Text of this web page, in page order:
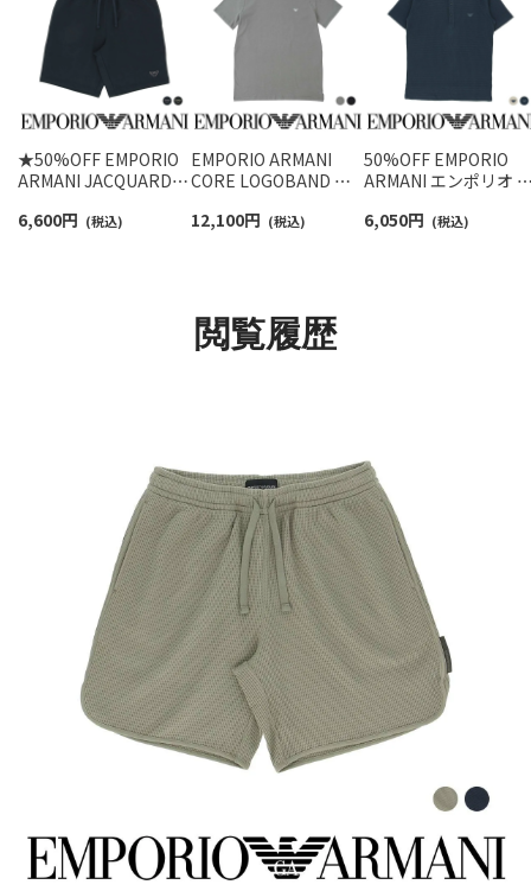
★50%OFF EMPORIO
ARMANI JACQUARD
ツ ベーシック テリージ
6,600円 (税込)
EMPORIO ARMANI
CORE LOGOBAND コ
ャツ EUサイズ メンズ
12,100円 (税込)
50%OFF EMPORIO
ARMANI エンポリオ
TERRY ヘンリーネッ
6,050円 (税込)
閲覧履歴